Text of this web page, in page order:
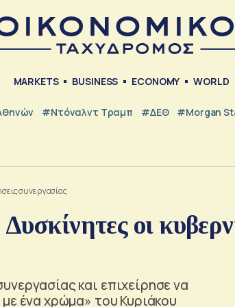
MARKETS BUSINESS ECONOMY WORLD
#Ντόναλντ Τραμπ #ΔΕΘ #Morgan
συνεργασίας
οι
και επιχείρησε να
ένα χρώμα» του Κυριάκου